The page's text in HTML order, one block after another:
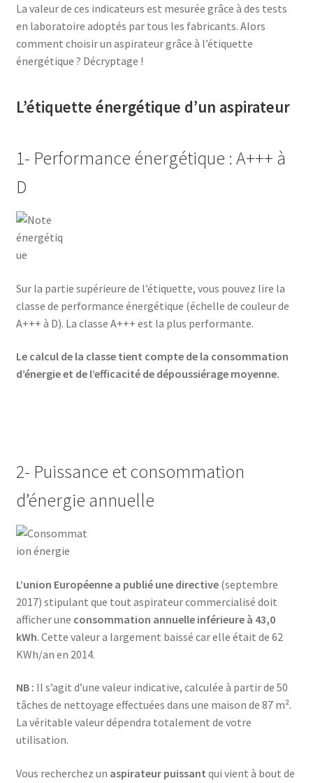
AF-380
AF-3800p
AF-380F
AF-381F
AF-381p
AF-930p
Akel
Allume gaz – 24.50.10
Aspirateur 2 en 1 – KVC-4103
Aspirateur à sec silencieuse – DU-2750
Aspirateur allume cigare – SVC-3460
Aspirateur avec sac – DC-3000
Aspirateur avec sac – SVC-3438
Aspirateur Avec Sac – SVC-3449
Aspirateur avec sac 1600W – KVC-4105
Aspirateur balai – DU-2500
Aspirateur balais – SVC-3472
Aspirateur filtre à eau – WF 4700
La valeur de ces indicateurs est mesurée grâce à des tests
en laboratoire adoptés par tous les fabricants. Alors
comment choisir un aspirateur grâce à l’étiquette
énergétique ? Décryptage !
L’étiquette énergétique d’un aspirateur
1- Performance énergétique : A+++ à
D
Sur la partie supérieure de l’étiquette, vous pouvez lire la
classe de performance énergétique (échelle de couleur de
A+++ à D). La classe A+++ est la plus performante.
Le calcul de la classe tient compte de la consommation
d’énergie et de l’efficacité de dépoussiérage moyenne.
2- Puissance et consommation
d’énergie annuelle
L’union Européenne a publié une directive(septembre
2017) stipulant que tout aspirateur commercialisé doit
afficher une consommation annuelle inférieure à 43,0
kWh. Cette valeur a largement baissé car elle était de 62
KWh/an en 2014.
NB : Il s’agit d’une valeur indicative, calculée à partir de 50
tâches de nettoyage effectuées dans une maison de 87 m².
La véritable valeur dépendra totalement de votre
utilisation.
Vous recherchez un aspirateur puissant qui vient à bout de